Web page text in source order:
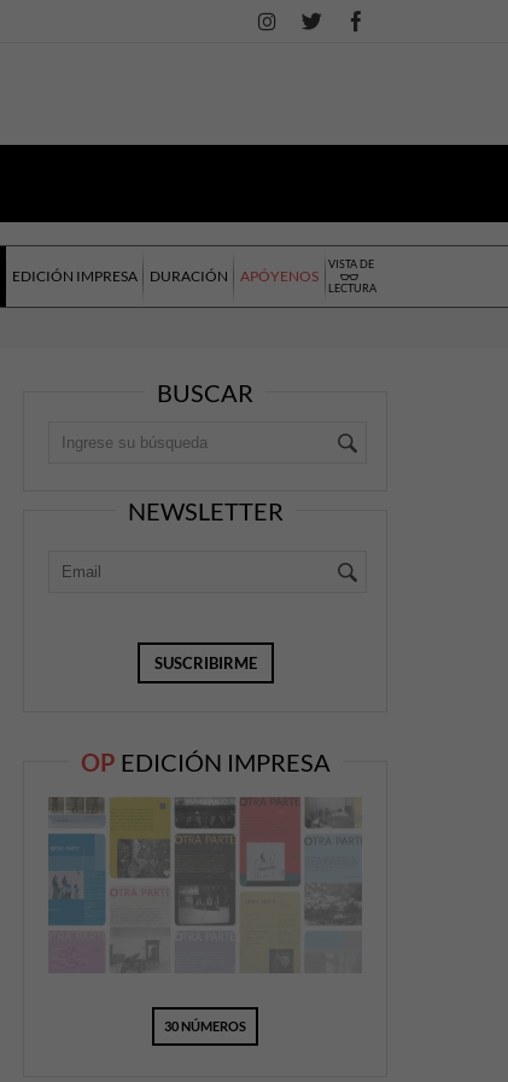
EDICIÓN IMPRESA DURACIÓN APÓYENOS
VISTA DE
LECTURA
BUSCAR
NEWSLETTER
OP EDICIÓN IMPRESA
30 NÚMEROS